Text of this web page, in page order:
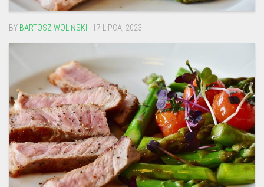
BY BARTOSZ WOLIŃSKI · 17 LIPCA, 2023